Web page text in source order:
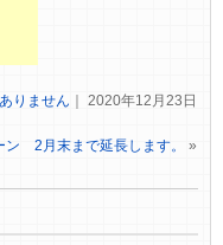
りません ｜ 2020年12月23日
ン 2月末まで延長します。
»